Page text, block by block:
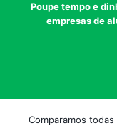
Poupe tempo e
empresas de
Comparamos